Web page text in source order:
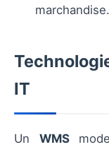
marchandise.
IT
Un WMS